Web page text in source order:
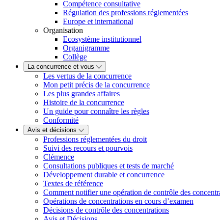
Compétence consultative
Régulation des professions réglementées
Europe et international
Organisation
Ecosystème institutionnel
Organigramme
Collège
La concurrence et vous
Les vertus de la concurrence
Mon petit précis de la concurrence
Les plus grandes affaires
Histoire de la concurrence
Un guide pour connaître les règles
Conformité
Avis et décisions
Professions réglementées du droit
Suivi des recours et pourvois
Clémence
Consultations publiques et tests de marché
Développement durable et concurrence
Textes de référence
Comment notifier une opération de contrôle des
Opérations de concentrations en cours d’examen
Décisions de contrôle des concentrations